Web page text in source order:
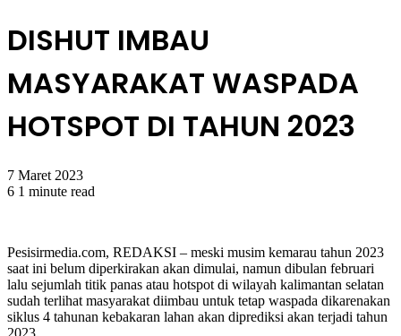
DISHUT IMBAU
MASYARAKAT WASPADA
HOTSPOT DI TAHUN 2023
7 Maret 2023
6 1 minute read
Pesisirmedia.com, REDAKSI – meski musim kemarau tahun 2023
saat ini belum diperkirakan akan dimulai, namun dibulan februari
lalu sejumlah titik panas atau hotspot di wilayah kalimantan selatan
sudah terlihat masyarakat diimbau untuk tetap waspada dikarenakan
siklus 4 tahunan kebakaran lahan akan diprediksi akan terjadi tahun
2023.